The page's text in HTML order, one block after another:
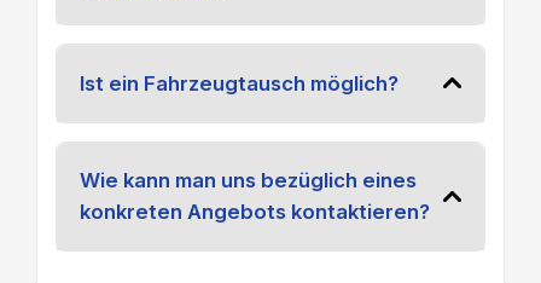
Ist ein Fahrzeugtausch möglich?
Wie kann man uns bezüglich eines
konkreten Angebots kontaktieren?